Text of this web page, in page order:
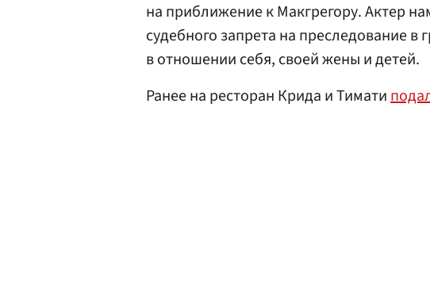
на приближение к Макгрегору. Актер
судебного запрета на преследование
в отношении себя, своей жены и детей.
Ранее на ресторан Крида и Тимати